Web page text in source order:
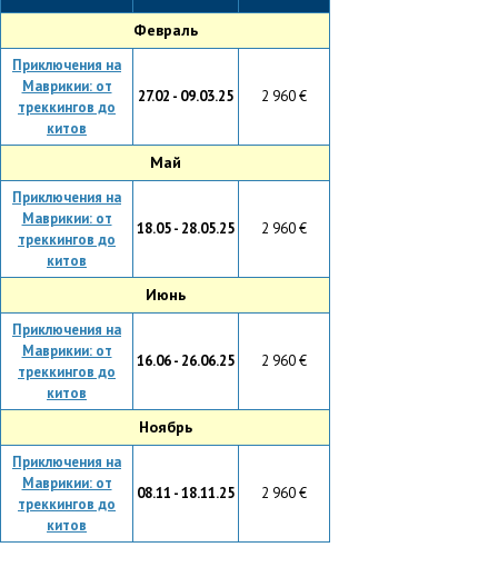
Февраль
Приключения на
Маврикии: от
треккингов до
китов
27.02 - 09.03.25 2 960 €
Май
Приключения на
Маврикии: от
треккингов до
китов
18.05 - 28.05.25 2 960 €
Июнь
Приключения на
Маврикии: от
треккингов до
китов
16.06 - 26.06.25 2 960 €
Ноябрь
Приключения на
Маврикии: от
треккингов до
китов
08.11 - 18.11.25 2 960 €